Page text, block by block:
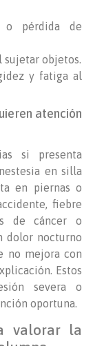
o pérdida de
sujetar objetos.
y fatiga al
atención
si presenta
en silla
en piernas o
fiebre
de cáncer o
dolor nocturno
no mejora con
Estos
severa o
oportuna.
valorar la